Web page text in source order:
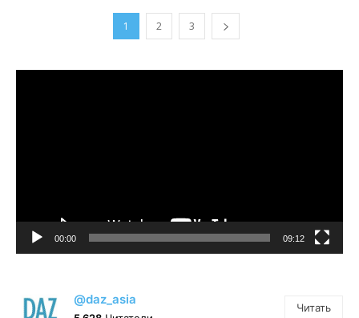
1 2 3
00:00 09:12
@daz_asia
Читать